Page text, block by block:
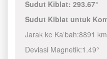
Sudut Kiblat:293.67°
Sudut Kiblat untuk
Jarak ke Ka'bah:8891 km
Deviasi Magnetik:1.49°